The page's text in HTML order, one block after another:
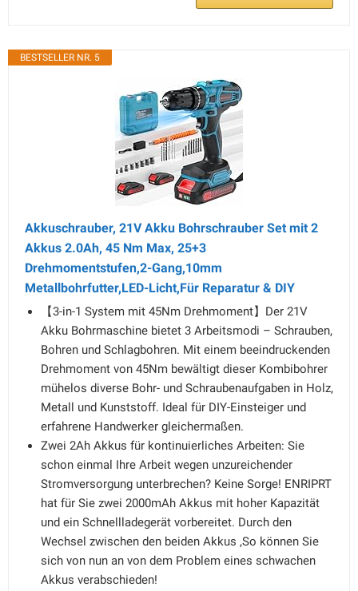
BESTSELLER NR. 5
Akkuschrauber, 21V Akku Bohrschrauber Set mit 2
Akkus 2.0Ah, 45 Nm Max, 25+3
Drehmomentstufen,2-Gang,10mm
Metallbohrfutter,LED-Licht,Für Reparatur & DIY
【3-in-1 System mit 45Nm Drehmoment】Der 21V
Akku Bohrmaschine bietet 3 Arbeitsmodi – Schrauben,
Bohren und Schlagbohren. Mit einem beeindruckenden
Drehmoment von 45Nm bewältigt dieser Kombibohrer
mühelos diverse Bohr- und Schraubenaufgaben in Holz,
Metall und Kunststoff. Ideal für DIY-Einsteiger und
erfahrene Handwerker gleichermaßen.
Zwei 2Ah Akkus für kontinuierliches Arbeiten: Sie
schon einmal Ihre Arbeit wegen unzureichender
Stromversorgung unterbrechen? Keine Sorge! ENRIPRT
hat für Sie zwei 2000mAh Akkus mit hoher Kapazität
und ein Schnellladegerät vorbereitet. Durch den
Wechsel zwischen den beiden Akkus ,So können Sie
sich von nun an von dem Problem eines schwachen
Akkus verabschieden!